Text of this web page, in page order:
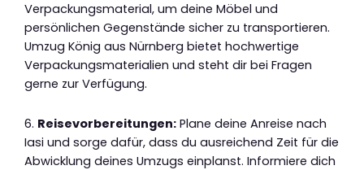
Verpackungsmaterial, um deine Möbel und
persönlichen Gegenstände sicher zu transportieren.
Umzug König aus Nürnberg bietet hochwertige
Verpackungsmaterialien und steht dir bei Fragen
gerne zur Verfügung.
6. Reisevorbereitungen: Plane deine Anreise nach
Iasi und sorge dafür, dass du ausreichend Zeit für die
Abwicklung deines Umzugs einplanst. Informiere dich